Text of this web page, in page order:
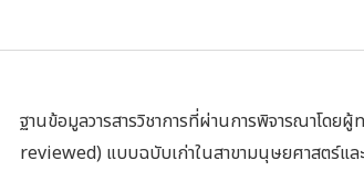
ฐานข้อมูลวารสารวิชาการที่ผ่านการพิจารณาโด
reviewed) แบบฉบับเก่าในสาขามนุษยศาสตร์แล